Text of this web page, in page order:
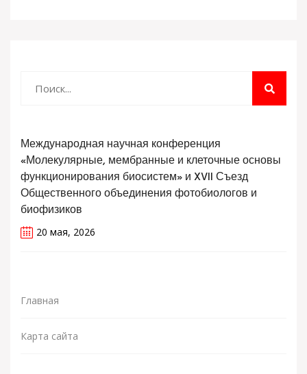
Международная научная конференция
«Молекулярные, мембранные и клеточные основы
функционирования биосистем» и XVII Съезд
Общественного объединения фотобиологов и
биофизиков
20 мая, 2026
Главная
Карта сайта